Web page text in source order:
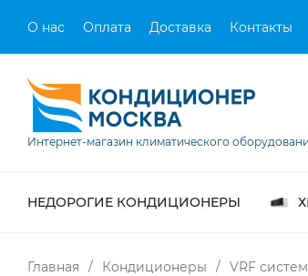
О нас Оплата Доставка Контакты
Интернет-магазин климатического
НЕДОРОГИЕ КОНДИЦИОНЕРЫ
Главная / Кондиционеры / VRF